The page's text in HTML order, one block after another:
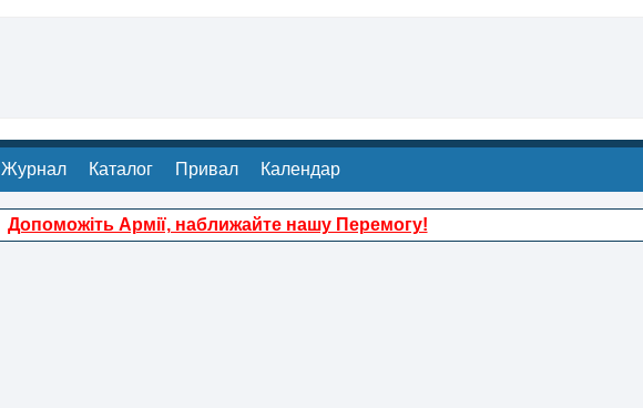
Журнал Каталог Привал Календар
Допоможіть Армії, наближайте нашу Перемогу!